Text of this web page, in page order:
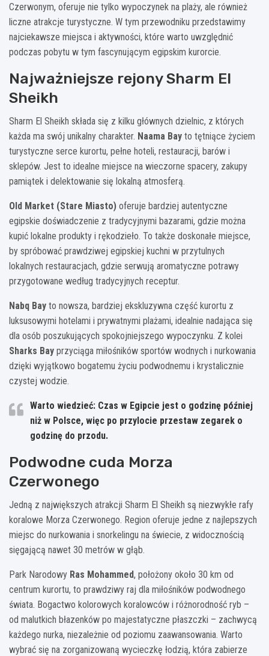
Czerwonym, oferuje nie tylko wypoczynek na plaży, ale również
liczne atrakcje turystyczne. W tym przewodniku przedstawimy
najciekawsze miejsca i aktywności, które warto uwzględnić
podczas pobytu w tym fascynującym egipskim kurorcie.
Najważniejsze rejony Sharm El
Sheikh
Sharm El Sheikh składa się z kilku głównych dzielnic, z których
każda ma swój unikalny charakter. Naama Bay to tętniące życiem
turystyczne serce kurortu, pełne hoteli, restauracji, barów i
sklepów. Jest to idealne miejsce na wieczorne spacery, zakupy
pamiątek i delektowanie się lokalną atmosferą.
Old Market (Stare Miasto) oferuje bardziej autentyczne
egipskie doświadczenie z tradycyjnymi bazarami, gdzie można
kupić lokalne produkty i rękodzieło. To także doskonałe miejsce,
by spróbować prawdziwej egipskiej kuchni w przytulnych
lokalnych restauracjach, gdzie serwują aromatyczne potrawy
przygotowane według tradycyjnych receptur.
Nabq Bay to nowsza, bardziej ekskluzywna część kurortu z
luksusowymi hotelami i prywatnymi plażami, idealnie nadająca się
dla osób poszukujących spokojniejszego wypoczynku. Z kolei
Sharks Bay przyciąga miłośników sportów wodnych i nurkowania
dzięki wyjątkowo bogatemu życiu podwodnemu i krystalicznie
czystej wodzie.
Warto wiedzieć: Czas w Egipcie jest o godzinę później
niż w Polsce, więc po przylocie przestaw zegarek o
godzinę do przodu.
Podwodne cuda Morza
Czerwonego
Jedną z największych atrakcji Sharm El Sheikh są niezwykłe rafy
koralowe Morza Czerwonego. Region oferuje jedne z najlepszych
miejsc do nurkowania i snorkelingu na świecie, z widocznością
sięgającą nawet 30 metrów w głąb.
Park Narodowy Ras Mohammed, położony około 30 km od
centrum kurortu, to prawdziwy raj dla miłośników podwodnego
świata. Bogactwo kolorowych koralowców i różnorodność ryb –
od malutkich błazenków po majestatyczne płaszczki – zachwycą
każdego nurka, niezależnie od poziomu zaawansowania. Warto
wybrać się na zorganizowaną wycieczkę łodzią, która zabierze